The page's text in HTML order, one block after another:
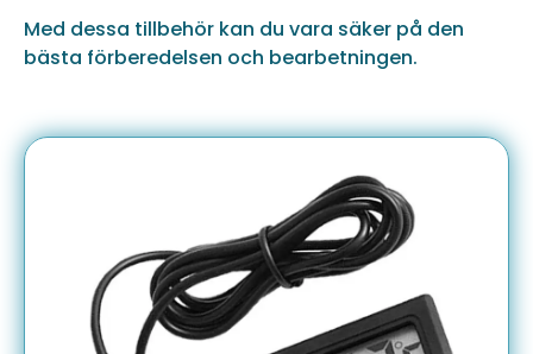
Med dessa tillbehör kan du vara säker på den
bästa förberedelsen och bearbetningen.